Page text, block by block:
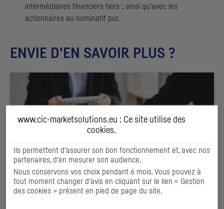
intermédiaires financiers tiers ; ainsi qu’avec les
actionnaires au nominatif pur.
ENVIE D'EN SAVOIR PLUS ?
www.cic-marketsolutions.eu : Ce site utilise des
cookies
Ils permettent d’assurer son bon fonctionnement et, avec nos
partenaires, d’en mesurer son audience.
Nous conservons vos choix pendant 6 mois. Vous pouvez à
tout moment changer d’avis en cliquant sur le lien « Gestion
des cookies » présent en pied de page du site.